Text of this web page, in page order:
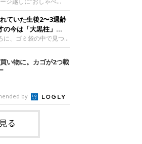
お迎え翌日に撮影された
いっぱい食べたむうち
い主さん夫婦のベッド
たのだとか。飼い主さ
旧Twitter）ユーザー
愛猫・モモちゃん（取
録です。こちらは、モ
月ごろに撮影された一
自宅マンションの駐輪場
モモちゃん。
は気温が35℃を
いた子猫。1才になった
姿にキュンとします。
ジ越しに何かを伝える
べり”なももちゃん。
するのは、Instagram
さんの愛猫・もも
／マンチカン）です。
もちゃんが生後2カ月
え2日目に撮影された
にゆっくり慣れてもらう
ジの中で過ごしていまし
ルするももち
ていた生後2〜3週齢
今は「大黒柱」
に成長した姿にグッ
に、ゴミ袋の中で見つか
ルクから育てられたその
欠かせない存在へと成長
の中で見つかった、ミニ
よちよち歩きをしてい
3週齢ごろのドンちゃ
回紹介するのは、
ザー@doddou_1さん
（取材時、推定6才／
・ドンスコイ）。ドンち
した。ドンちゃんが見つ
さんの姉の勤め先の敷
い物に。カゴが2つ載
by
る